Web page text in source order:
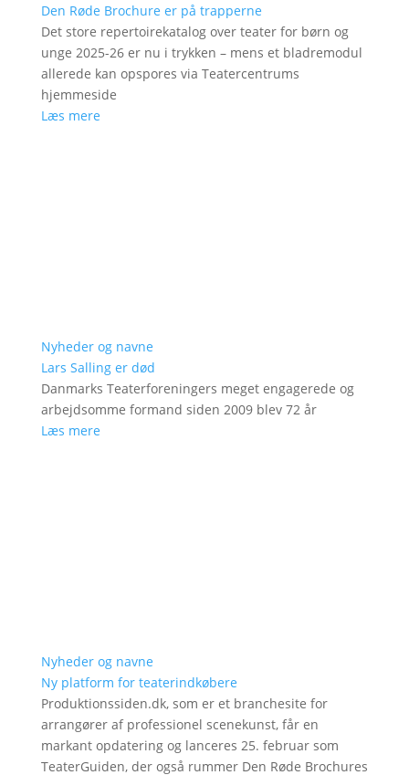
Den Røde Brochure er på trapperne
Det store repertoirekatalog over teater for børn og
unge 2025-26 er nu i trykken – mens et bladremodul
allerede kan opspores via Teatercentrums
hjemmeside
Læs mere
Nyheder og navne
Lars Salling er død
Danmarks Teaterforeningers meget engagerede og
arbejdsomme formand siden 2009 blev 72 år
Læs mere
Nyheder og navne
Ny platform for teaterindkøbere
Produktionssiden.dk, som er et branchesite for
arrangører af professionel scenekunst, får en
markant opdatering og lanceres 25. februar som
TeaterGuiden, der også rummer Den Røde Brochures